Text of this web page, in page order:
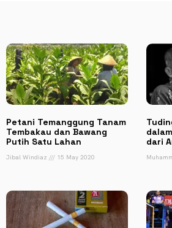
Petani Temanggung Tanam
Tembakau dan Bawang
Putih Satu Lahan
Jibal Windiaz 15 May 2020
dari